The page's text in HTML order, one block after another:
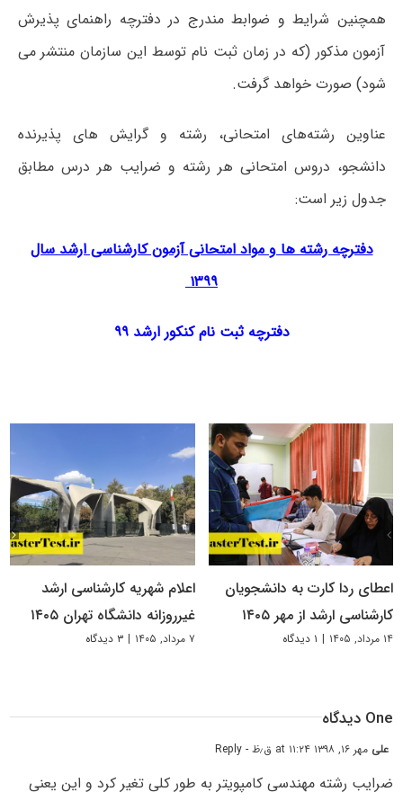
همچنین شرایط و ضوابط مندرج در دفترچه راهنمای پذیرش
آزمون مذکور (که در زمان ثبت نام توسط این سازمان منتشر می
شود) صورت خواهد گرفت.
عناوین رشته‌های امتحانی، رشته و گرایش های پذیرنده
دانشجو، دروس امتحانی هر رشته و ضرایب هر درس مطابق
جدول زیر است:
دفترچه رشته ها و مواد امتحانی آزمون کارشناسی ارشد سال
۱۳۹۹
دفترچه ثبت نام کنکور ارشد ۹۹
اعطای ردا کارت به دانشجویان
کارشناسی ارشد از مهر ۱۴۰۵
۱۴ مرداد, ۱۴۰۵ | ۱ دیدگاه
اعلام شهریه کارشناسی ارشد
غیرروزانه دانشگاه تهران ۱۴۰۵
۷ مرداد, ۱۴۰۵ | ۳ دیدگاه
One دیدگاه
علی مهر ۱۶, ۱۳۹۸ at ۱۱:۲۴ ق٫ظ - Reply
ضرایب رشته مهندسی کامپویتر به طور کلی تغیر کرد و این یعنی